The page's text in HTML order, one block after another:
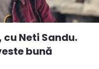
cu Neti Sandu.
bună